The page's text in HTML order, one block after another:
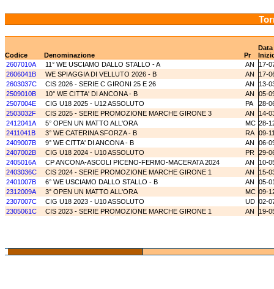
Data
Codice
Denominazione Pr
2607010A
11° WE USCIAMO DALLO STALLO - A AN
17-
2606041B
WE SPIAGGIA DI VELLUTO 2026 - B AN
17-
2603037C
CIS 2026 - SERIE C GIRONI 25 E 26 AN
13-
2509010B
10° WE CITTA' DI ANCONA - B AN
05-
2507004E
CIG U18 2025 - U12 ASSOLUTO PA
28-
2503032F
CIS 2025 - SERIE PROMOZIONE MARCHE GIRONE 3 AN
14-
2412041A
5° OPEN UN MATTO ALL'ORA MC 28-
2411041B
3° WE CATERINA SFORZA - B RA 09-
2409007B
9° WE CITTA' DI ANCONA - B AN
06-
2407002B
CIG U18 2024 - U10 ASSOLUTO PR 29-
2405016A
CP ANCONA-ASCOLI PICENO-FERMO-MACERATA 2024 AN
10-
2403036C
CIS 2024 - SERIE PROMOZIONE MARCHE GIRONE 1 AN
15-
2401007B
6° WE USCIAMO DALLO STALLO - B AN
05-
2312009A
3° OPEN UN MATTO ALL'ORA MC 09-
2307007C
CIG U18 2023 - U10 ASSOLUTO UD 02-
2305061C
CIS 2023 - SERIE PROMOZIONE MARCHE GIRONE 1 AN 19-